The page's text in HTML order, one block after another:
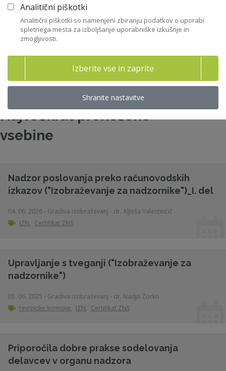
Stališča ZNS
Raziskave in študije
Največkrat prenešene
vsebine
Nadzor poslovanja preko računovodskih
izkazov ("Izobraževanje za nadzornike")_I. del
04. 06. 2026 - Gradiva izobraževanj - dr. Aljoša Valentinčič
IZN, Certifikat ZNS
Upravljanje s tveganji ("Izobraževanje za
nadzornike")
05. 06. 2025 - Gradiva izobraževanj - dr. Nadja Zorko
revizijske komisije, IZN, Certifikat ZNS
Priporočila dobre prakse sodelovanja
delavcev v organu nadzora
Analitični piškotki
Analitični piškotki so namenjeni zbiranju podatkov o uporabi
spletnega mesta za izboljšanje uporabniške izkušnje in
zmogljivosti.
Izberite vse in zaprite
Shranite nastavitve